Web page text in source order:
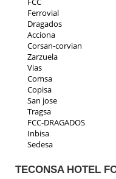
Ferrovial
Dragados
Acciona
Corsan-corvian
Zarzuela
Vias
Comsa
Copisa
San jose
Tragsa
FCC-DRAGADOS
Inbisa
Sedesa
Collosa
TECONSA HOTEL